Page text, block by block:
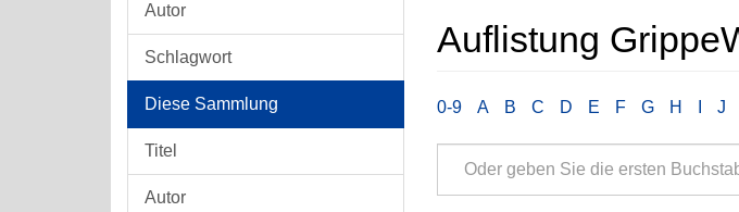
Autor
Schlagwort
Diese Sammlung
Titel
Autor
Auflistung
0-9 A B C D E F G H J